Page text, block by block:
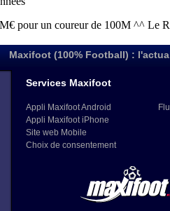
Maxifoot (100% Football) :
Services Maxifoot
Appli Maxifoot Android
Appli Maxifoot iPhone
Site web Mobile
Choix de consentement